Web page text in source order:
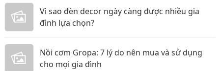
Vì sao đèn decor ngày càng được nhiều gia
đình lựa chọn?
Nồi cơm Gropa: 7 lý do nên mua và sử dụng
cho mọi gia đình